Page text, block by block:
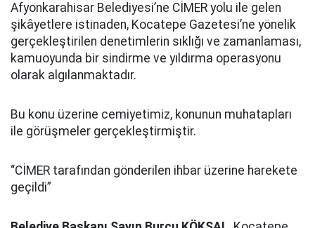
Afyonkarahisar Belediyesi’ne CİMER yolu ile gelen
şikâyetlere istinaden, Kocatepe Gazetesi’ne yönelik
gerçekleştirilen denetimlerin sıklığı ve zamanlaması,
kamuoyunda bir sindirme ve yıldırma operasyonu
olarak algılanmaktadır.
Bu konu üzerine cemiyetimiz, konunun muhatapları
ile görüşmeler gerçekleştirmiştir.
“CİMER tarafından gönderilen ihbar üzerine harekete
geçildi”